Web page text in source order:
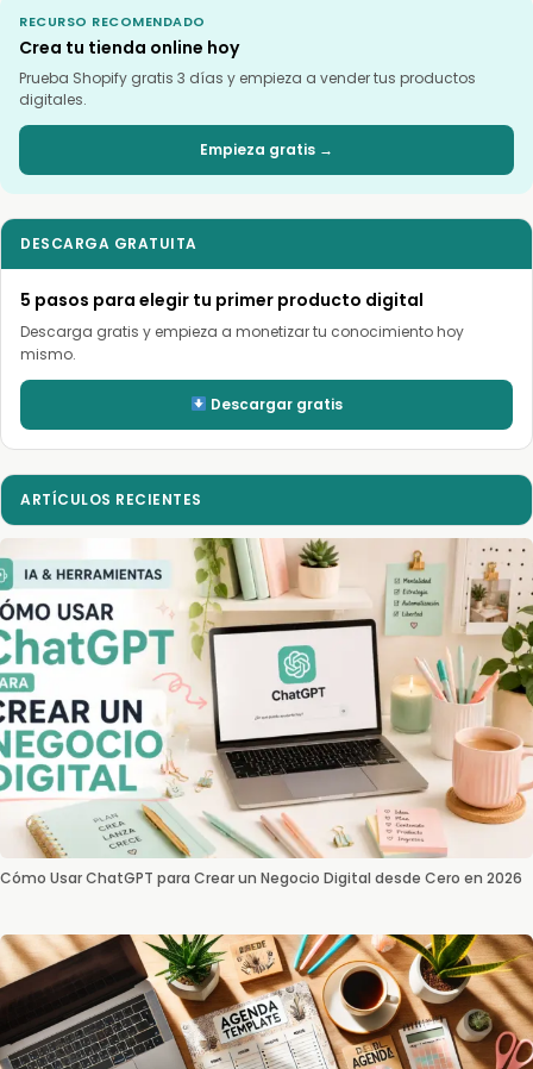
RECURSO RECOMENDADO
Crea tu tienda online hoy
Prueba Shopify gratis 3 días y empieza a vender tus productos
digitales.
Empieza gratis →
DESCARGA GRATUITA
5 pasos para elegir tu primer producto digital
Descarga gratis y empieza a monetizar tu conocimiento hoy
mismo.
Descargar gratis
ARTÍCULOS RECIENTES
Cómo Usar ChatGPT para Crear un Negocio Digital desde Cero en 2026